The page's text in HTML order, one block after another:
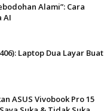
Alami”: Cara
AI
Laptop Dua Layar Buat
ASUS Vivobook Pro 15